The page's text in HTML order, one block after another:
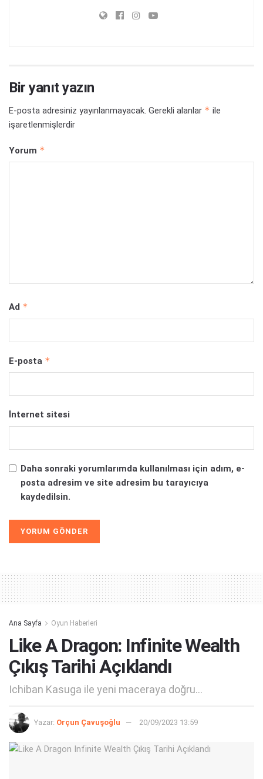
Bir yanıt yazın
E-posta adresiniz yayınlanmayacak. Gerekli alanlar * ile
işaretlenmişlerdir
Yorum *
Ad *
E-posta *
İnternet sitesi
Daha sonraki yorumlarımda kullanılması için adım, e-
posta adresim ve site adresim bu tarayıcıya
kaydedilsin.
Ana Sayfa Oyun Haberleri
Like A Dragon: Infinite Wealth
Çıkış Tarihi Açıklandı
Ichiban Kasuga ile yeni maceraya doğru...
Yazar: Orçun Çavuşoğlu 20/09/2023 13:59